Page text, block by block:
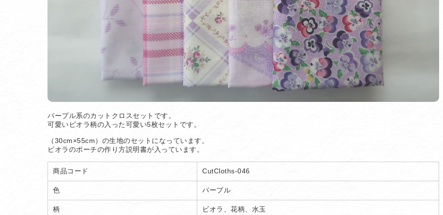
パープル系のカットクロスセットです。
可愛いビオラ柄の入った可愛い5枚セットです。
（30cm×55cm）の生地のセットになっています。
ビオラのポーチの作り方説明書が入っています。
商品コード CutCloths-046
色 パープル
柄 ビオラ、花柄、水玉